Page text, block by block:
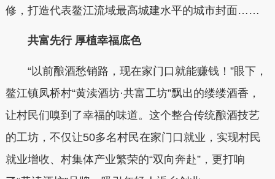
修，打造代表鳌江流域最高城建水平的城市封面……
共富先行 厚植幸福底色
“以前酿酒愁销路，现在家门口就能赚钱！”眼下，
鳌江镇凤桥村“黄渎酒坊·共富工坊”飘出的缕缕酒香，
让村民们嗅到了幸福的味道。这个整合传统酿酒技艺
的工坊，不仅让50多名村民在家门口就业，实现村民
就业增收、村集体产业繁荣的“双向奔赴”，更打响